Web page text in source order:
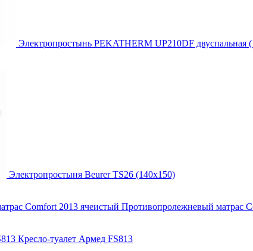
Электропростынь PEKATHERM UP210DF двуспальная
Электропростыня Beurer TS26 (140x150)
Противопролежневый матрас
Кресло-туалет Армед FS813